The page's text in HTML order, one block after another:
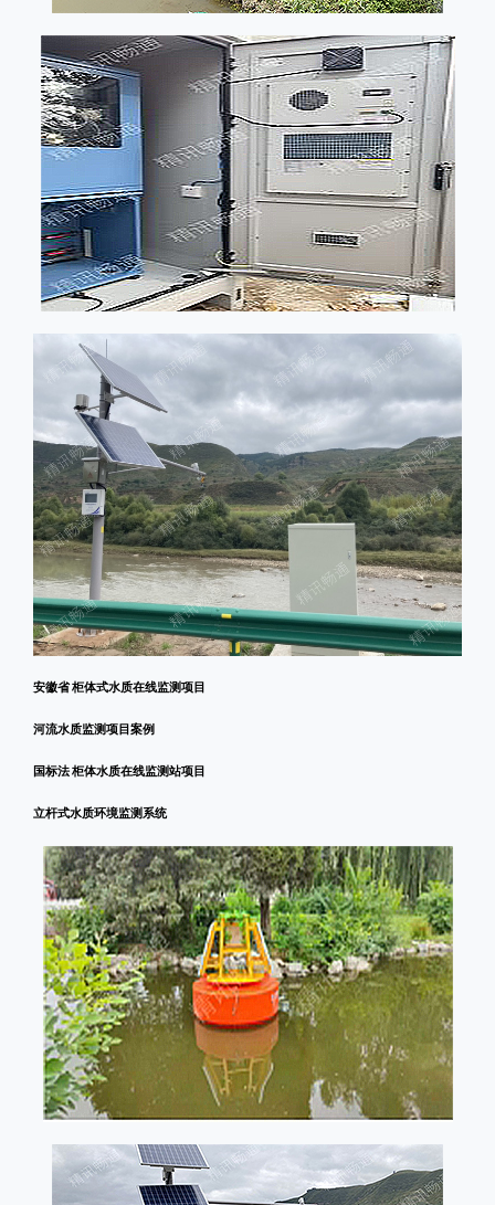
安徽省 柜体式水质在线监测项目
河流水质监测项目案例
国标法 柜体水质在线监测站项目
立杆式水质环境监测系统